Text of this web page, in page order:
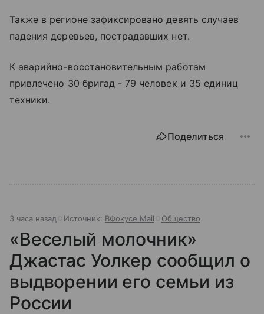
Также в регионе зафиксировано девять случаев
падения деревьев, пострадавших нет.
К аварийно-восстановительным работам
привлечено 30 бригад - 79 человек и 35 единиц
техники.
Поделиться
3 часа назад Источник: ВФокусе Mail Общество
«Веселый молочник»
Джастас Уолкер сообщил о
выдворении его семьи из
России